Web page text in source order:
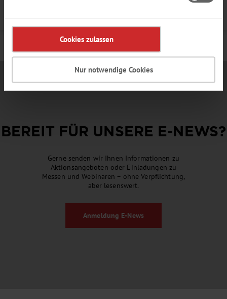
Cookies zulassen
Nur notwendige Cookies
BEREIT FÜR UNSERE E-NEWS?
Gerne senden wir Ihnen Informationen zu
Aktionsangeboten oder Einladungen zu
Messen und Webinaren – ohne Verpflichtung,
aber lesenswert.
Anmeldung E-News